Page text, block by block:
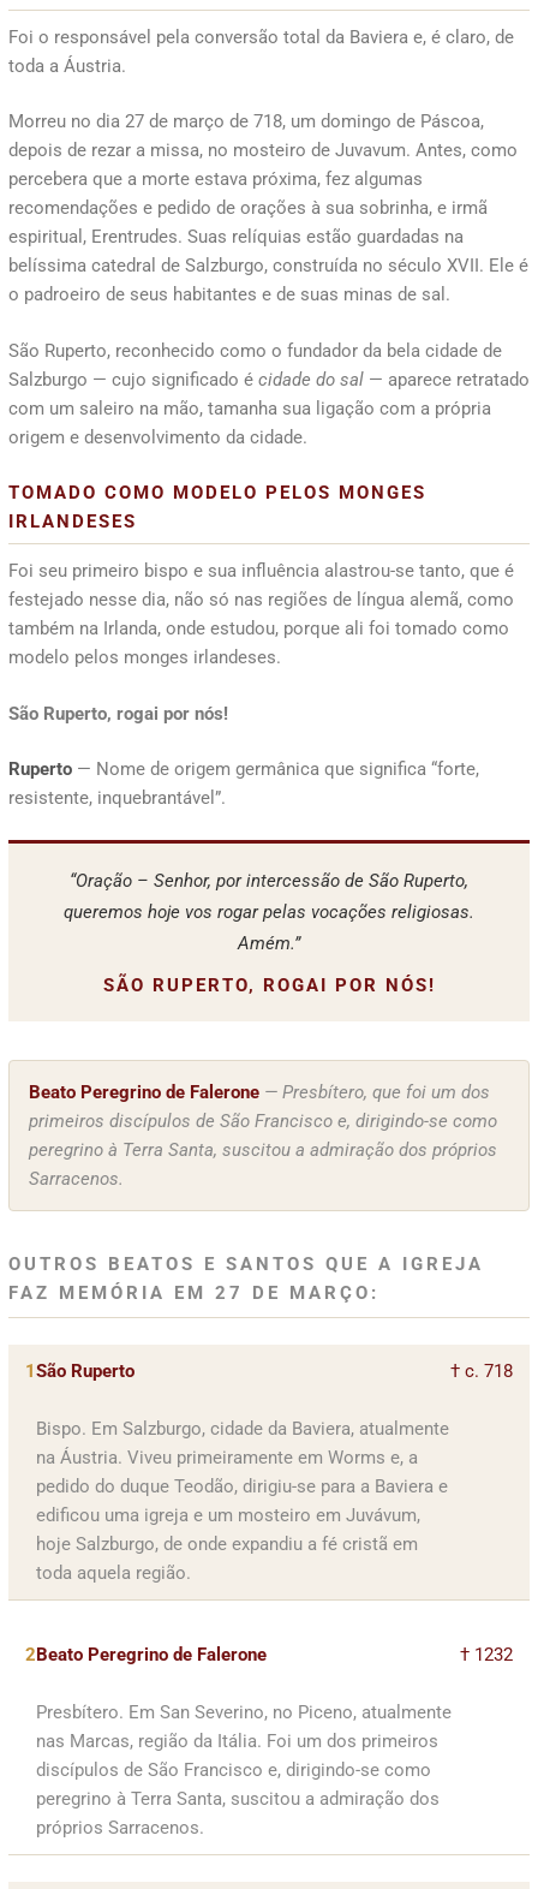
Foi o responsável pela conversão total da Baviera e, é claro, de
toda a Áustria.
Morreu no dia 27 de março de 718, um domingo de Páscoa,
depois de rezar a missa, no mosteiro de Juvavum. Antes, como
percebera que a morte estava próxima, fez algumas
recomendações e pedido de orações à sua sobrinha, e irmã
espiritual, Erentrudes. Suas relíquias estão guardadas na
belíssima catedral de Salzburgo, construída no século XVII. Ele é
o padroeiro de seus habitantes e de suas minas de sal.
São Ruperto, reconhecido como o fundador da bela cidade de
Salzburgo — cujo significado é cidade do sal — aparece retratado
com um saleiro na mão, tamanha sua ligação com a própria
origem e desenvolvimento da cidade.
TOMADO COMO MODELO PELOS MONGES
IRLANDESES
Foi seu primeiro bispo e sua influência alastrou-se tanto, que é
festejado nesse dia, não só nas regiões de língua alemã, como
também na Irlanda, onde estudou, porque ali foi tomado como
modelo pelos monges irlandeses.
São Ruperto, rogai por nós!
Ruperto — Nome de origem germânica que significa “forte,
resistente, inquebrantável”.
“Oração – Senhor, por intercessão de São Ruperto,
queremos hoje vos rogar pelas vocações religiosas.
Amém.”
SÃO RUPERTO, ROGAI POR NÓS!
Beato Peregrino de Falerone — Presbítero, que foi um dos
primeiros discípulos de São Francisco e, dirigindo-se como
peregrino à Terra Santa, suscitou a admiração dos próprios
Sarracenos.
OUTROS BEATOS E SANTOS QUE A IGREJA
FAZ MEMÓRIA EM 27 DE MARÇO:
1 São Ruperto
Bispo. Em Salzburgo, cidade da Baviera, atualmente
na Áustria. Viveu primeiramente em Worms e, a
pedido do duque Teodão, dirigiu-se para a Baviera e
edificou uma igreja e um mosteiro em Juvávum,
hoje Salzburgo, de onde expandiu a fé cristã em
toda aquela região.
† c. 718
2Beato Peregrino de Falerone
Presbítero. Em San Severino, no Piceno, atualmente
nas Marcas, região da Itália. Foi um dos primeiros
discípulos de São Francisco e, dirigindo-se como
peregrino à Terra Santa, suscitou a admiração dos
próprios Sarracenos.
† 1232